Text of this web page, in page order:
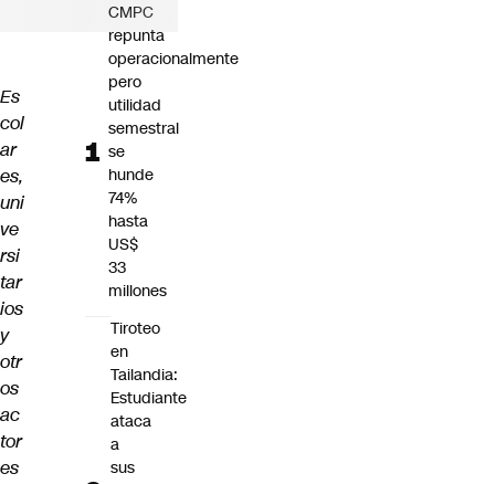
Es
col
ar
es,
uni
ve
rsi
tar
ios
y
otr
os
ac
tor
es
CMPC
repunta
operacionalmente
pero
utilidad
semestral
se
hunde
74%
hasta
US$
33
millones
Tiroteo
en
Tailandia:
Estudiante
ataca
a
sus